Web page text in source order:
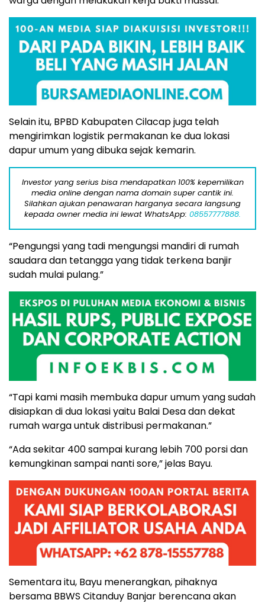
Selain itu, BPBD Kabupaten Cilacap juga telah
mengirimkan logistik permakanan ke dua lokasi
dapur umum yang dibuka sejak kemarin.
Investor yang serius bisa mendapatkan 100% kepemilikan
media online dengan nama domain super cantik ini.
Silahkan ajukan penawaran harganya secara langsung
kepada owner media ini lewat WhatsApp: 08557777888.
“Pengungsi yang tadi mengungsi mandiri di rumah
saudara dan tetangga yang tidak terkena banjir
sudah mulai pulang.”
“Tapi kami masih membuka dapur umum yang sudah
disiapkan di dua lokasi yaitu Balai Desa dan dekat
rumah warga untuk distribusi permakanan.”
“Ada sekitar 400 sampai kurang lebih 700 porsi dan
kemungkinan sampai nanti sore,” jelas Bayu.
Sementara itu, Bayu menerangkan, pihaknya
bersama BBWS Citanduy Banjar berencana akan